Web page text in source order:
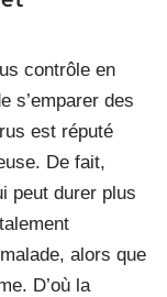
contrôle en
s’emparer des
est réputé
De fait,
peut durer plus
alors que
D’où la